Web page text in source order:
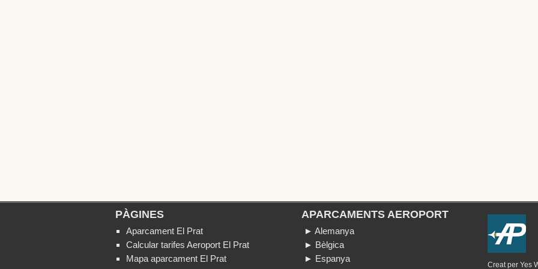
PÀGINES
Aparcament El Prat
Calcular tarifes Aeroport El Prat
Mapa aparcament El Prat
APARCAMENTS AEROPORT
► Alemanya
► Bèlgica
► Espanya
Creat per Yes